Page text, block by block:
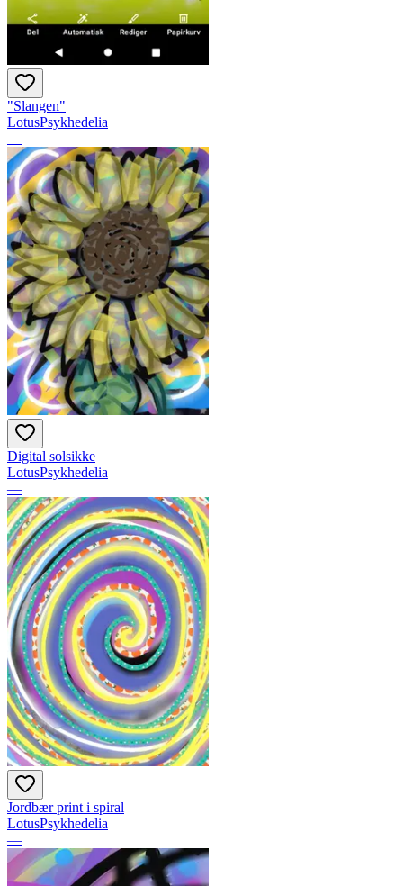
"Slangen"
LotusPsykhedelia
—
Digital solsikke
LotusPsykhedelia
—
Jordbær print i spiral
LotusPsykhedelia
—